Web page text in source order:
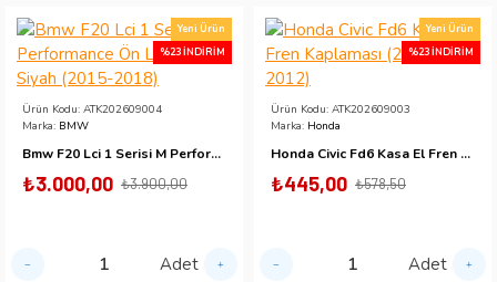
Yeni Ürün
%23 İNDIRIM
Ürün Kodu: ATK202609004
Marka: BMW
Bmw F20 Lci 1 Serisi M Performance Ön Lip Parlak Siyah (2015-2018)
₺3.000,00 ₺3.900,00
Adet
Yeni Ürün
%23 İNDIRIM
Ürün Kodu: ATK202609003
Marka: Honda
Honda Civic Fd6 Kasa El Fren Kaplaması (2007-2012)
₺445,00 ₺578,50
Adet